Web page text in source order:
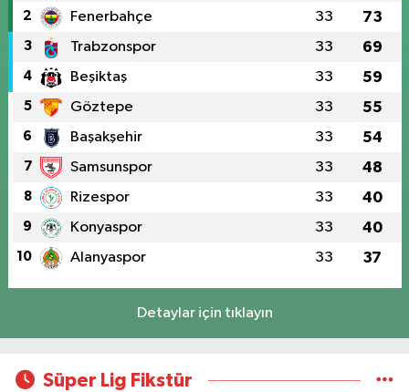
2 Fenerbahçe 33 73
3 Trabzonspor 33 69
4 Beşiktaş 33 59
5 Göztepe 33 55
6 Başakşehir 33 54
7 Samsunspor 33 48
8 Rizespor 33 40
9 Konyaspor 33 40
10 Alanyaspor 33 37
Detaylar için tıklayın
Süper Lig Fikstür